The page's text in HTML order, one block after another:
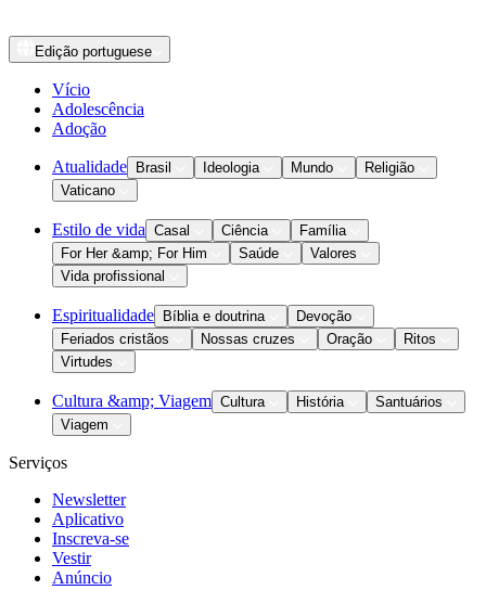
Edição portuguese
Vício
Adolescência
Adoção
Atualidade Brasil Ideologia Mundo
Religião
Vaticano
Estilo de vida Casal Ciência
Família
For Her &amp; For Him
Saúde
Valores
Vida profissional
Espiritualidade Bíblia e doutrina
Devoção
Feriados cristãos
Nossas cruzes Oração
Ritos
Virtudes
Cultura &amp; Viagem Cultura História
Santuários
Viagem
Serviços
Newsletter
Aplicativo
Inscreva-se
Vestir
Anúncio